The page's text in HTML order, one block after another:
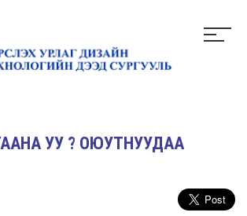
УУ ? ОЮУТНУУДАА